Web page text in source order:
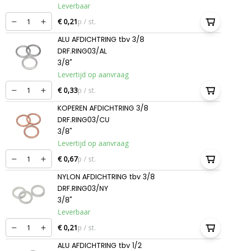
Leverbaar
€ 0,21p / st.
ALU AFDICHTRING tbv 3/8
DRF.RING03/AL
3/8"
Levertijd op aanvraag
€ 0,33p / st.
KOPEREN AFDICHTRING 3/8
DRF.RING03/CU
3/8"
Levertijd op aanvraag
€ 0,67p / st.
NYLON AFDICHTRING tbv 3/8
DRF.RING03/NY
3/8"
Leverbaar
€ 0,21p / st.
ALU AFDICHTRING tbv 1/2